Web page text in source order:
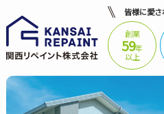
皆様に愛
創業
59年
以上